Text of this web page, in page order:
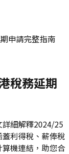
申請完整指南
稅務延期
細解釋2024/25
利得稅、薪俸稅
機連結，助您合